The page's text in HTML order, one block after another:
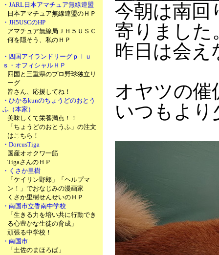
・JARL日本アマチュア無線連盟
日本アマチュア無線連盟のＨＰ
・JH5USCのHP
アマチュア無線局ＪＨ５ＵＳＣ
何を隠そう、私のＨＰ
・四国アイランドリーグｐｌｕ
ｓ・オフィシャルＨＰ
四国と三重県のプロ野球独立リ
ーグ
皆さん、応援してね！
・ひかるkunのちょうどのおとう
ふ（本家）
美味しくて栄養満点！！
「ちょうどのおとうふ」の注文
はこちら！
・DorcusTiga
国産オオクワ一筋
TigaさんのＨＰ
・くさか里樹
「ケイリン野郎」「ヘルプマ
ン！」でおなじみの漫画家
くさか里樹せんせいのＨＰ
・南国市立香南中学校
「生きる力を培い共に行動でき
る心豊かな生徒の育成」
頑張る中学校！
・南国市
「土佐のまほろば」
今朝は南回
寄りました
昨日は会え
オヤツの催
いつもよ